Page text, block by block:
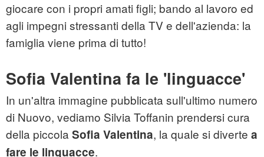
giocare con i propri amati figli; bando al lavoro ed
agli impegni stressanti della TV e dell'azienda: la
famiglia viene prima di tutto!
Sofia Valentina fa le 'linguacce'
In un'altra immagine pubblicata sull'ultimo numero
di Nuovo, vediamo Silvia Toffanin prendersi cura
della piccola Sofia Valentina, la quale si diverte a
fare le linguacce.